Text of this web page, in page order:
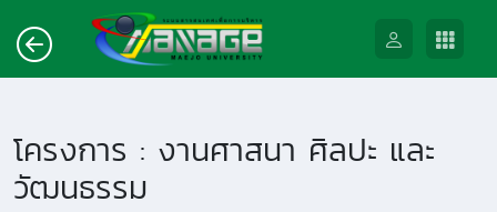
โครงการ : งานศาสนา ศิลปะ และ
วัฒนธรรม